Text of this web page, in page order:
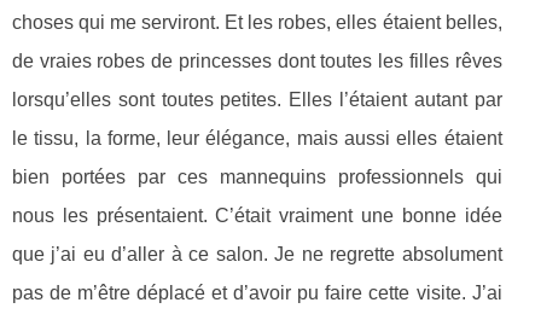
choses qui me serviront. Et les robes, elles étaient belles,
de vraies robes de princesses dont toutes les filles rêves
lorsqu’elles sont toutes petites. Elles l’étaient autant par
le tissu, la forme, leur élégance, mais aussi elles étaient
bien portées par ces mannequins professionnels qui
nous les présentaient. C’était vraiment une bonne idée
que j’ai eu d’aller à ce salon. Je ne regrette absolument
pas de m’être déplacé et d’avoir pu faire cette visite. J’ai